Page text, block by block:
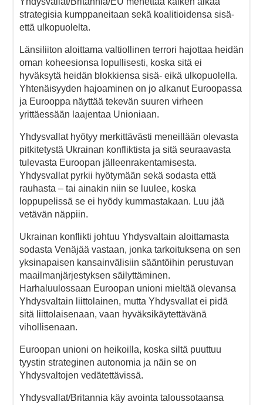
strategisia kumppaneitaan sekä koalitioidensa sisä-
että ulkopuolelta.
Länsiliiton aloittama valtiollinen terrori hajottaa heidän
oman koheesionsa lopullisesti, koska sitä ei
hyväksytä heidän blokkiensa sisä- eikä ulkopuolella.
Yhtenäisyyden hajoaminen on jo alkanut Euroopassa
ja Eurooppa näyttää tekevän suuren virheen
yrittäessään laajentaa Unioniaan.
Yhdysvallat hyötyy merkittävästi meneillään olevasta
pitkitetystä Ukrainan konfliktista ja sitä seuraavasta
tulevasta Euroopan jälleenrakentamisesta.
Yhdysvallat pyrkii hyötymään sekä sodasta että
rauhasta – tai ainakin niin se luulee, koska
loppupelissä se ei hyödy kummastakaan. Luu jää
vetävän näppiin.
Ukrainan konflikti johtuu Yhdysvaltain aloittamasta
sodasta Venäjää vastaan, jonka tarkoituksena on sen
yksinapaisen kansainvälisiin sääntöihin perustuvan
maailmanjärjestyksen säilyttäminen.
Harhaluulossaan Euroopan unioni mieltää olevansa
Yhdysvaltain liittolainen, mutta Yhdysvallat ei pidä
sitä liittolaisenaan, vaan hyväksikäytettävänä
vihollisenaan.
Euroopan unioni on heikoilla, koska siltä puuttuu
tyystin strateginen autonomia ja näin se on
Yhdysvaltojen vedätettävissä.
Yhdysvallat/Britannia käy avointa taloussotaansa